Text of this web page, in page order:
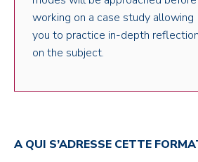
working on a case study allowing
you to practice in-depth reflection
on the subject.
A QUI S’ADRESSE CETTE